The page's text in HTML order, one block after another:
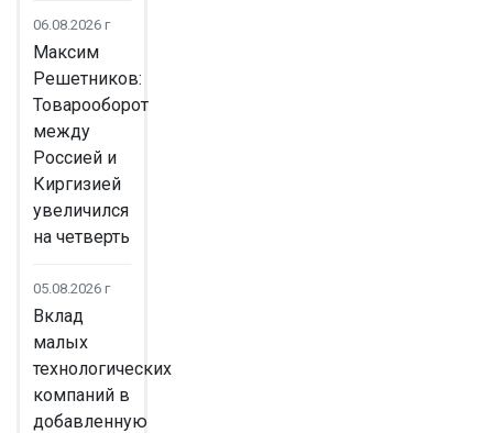
06.08.2026 г
Максим
Решетников:
Товарооборот
между
Россией и
Киргизией
увеличился
на четверть
05.08.2026 г
Вклад
малых
технологических
компаний в
добавленную